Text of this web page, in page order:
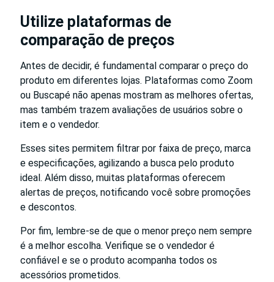
Utilize plataformas de
comparação de preços
Antes de decidir, é fundamental comparar o preço do
produto em diferentes lojas. Plataformas como Zoom
ou Buscapé não apenas mostram as melhores ofertas,
mas também trazem avaliações de usuários sobre o
item e o vendedor.
Esses sites permitem filtrar por faixa de preço, marca
e especificações, agilizando a busca pelo produto
ideal. Além disso, muitas plataformas oferecem
alertas de preços, notificando você sobre promoções
e descontos.
Por fim, lembre-se de que o menor preço nem sempre
é a melhor escolha. Verifique se o vendedor é
confiável e se o produto acompanha todos os
acessórios prometidos.